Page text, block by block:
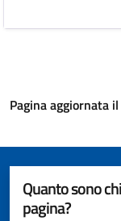
Pagina aggiornata
Quanto sono
pagina?